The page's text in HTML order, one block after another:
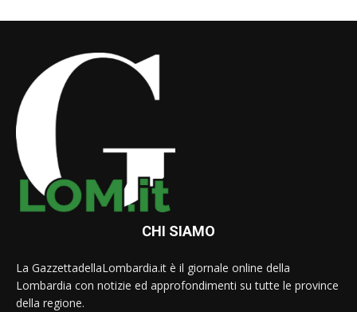
CHI SIAMO
La GazzettadellaLombardia.it è il giornale online della
Lombardia con notizie ed approfondimenti su tutte le province
della regione.